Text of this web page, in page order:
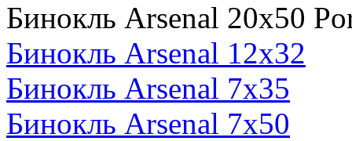
Бинокль Arsenal 20x50
Бинокль Arsenal 12х32
Бинокль Arsenal 7х35
Бинокль Arsenal 7х50